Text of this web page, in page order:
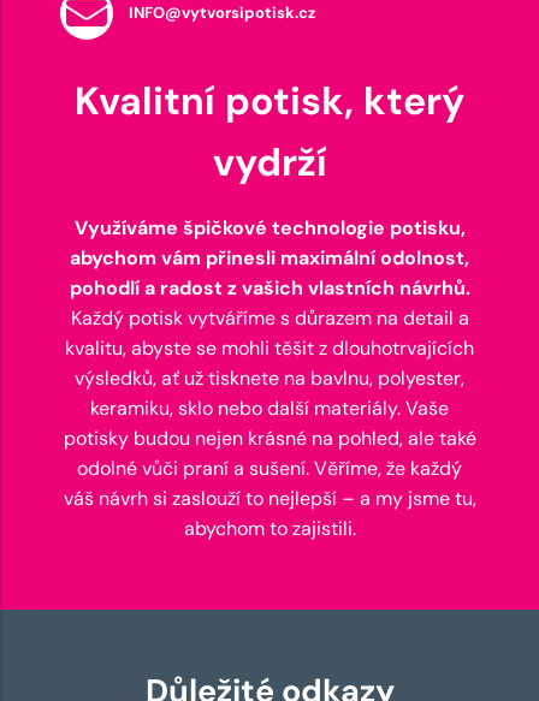
INFO@vytvorsipotisk.cz
Kvalitní potisk, který
vydrží
Využíváme špičkové technologie potisku,
abychom vám přinesli maximální odolnost,
pohodlí a radost z vašich vlastních návrhů.
Každý potisk vytváříme s důrazem na detail a
kvalitu, abyste se mohli těšit z dlouhotrvajících
výsledků, ať už tisknete na bavlnu, polyester,
keramiku, sklo nebo další materiály. Vaše
potisky budou nejen krásné na pohled, ale také
odolné vůči praní a sušení. Věříme, že každý
váš návrh si zaslouží to nejlepší – a my jsme tu,
abychom to zajistili.
Důležité odkazy